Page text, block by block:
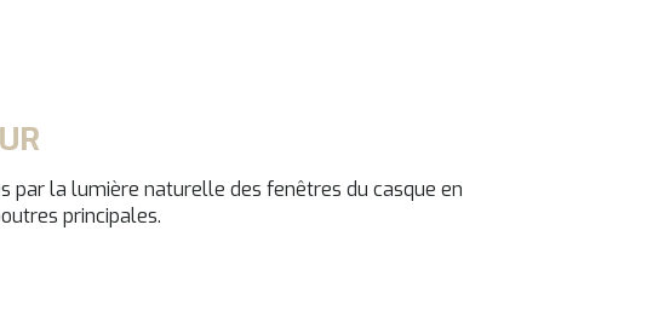
par la lumière naturelle des fenêtres du casque en
principales.